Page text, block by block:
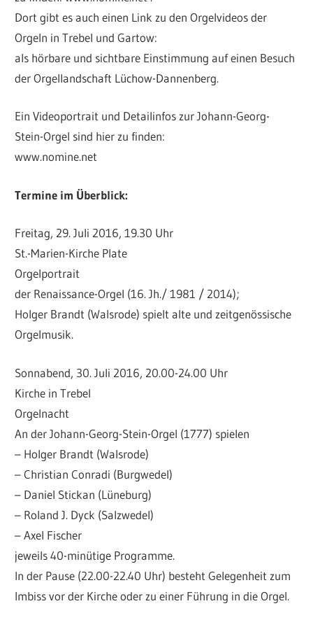
Dort gibt es auch einen Link zu den Orgelvideos der
Orgeln in Trebel und Gartow:
als hörbare und sichtbare Einstimmung auf einen Besuch
der Orgellandschaft Lüchow-Dannenberg.
Ein Videoportrait und Detailinfos zur Johann-Georg-
Stein-Orgel sind hier zu finden:
www.nomine.net
Termine im Überblick:
Freitag, 29. Juli 2016, 19.30 Uhr
St.-Marien-Kirche Plate
Orgelportrait
der Renaissance-Orgel (16. Jh./ 1981 / 2014);
Holger Brandt (Walsrode) spielt alte und zeitgenössische
Orgelmusik.
Sonnabend, 30. Juli 2016, 20.00-24.00 Uhr
Kirche in Trebel
Orgelnacht
An der Johann-Georg-Stein-Orgel (1777) spielen
– Holger Brandt (Walsrode)
– Christian Conradi (Burgwedel)
– Daniel Stickan (Lüneburg)
– Roland J. Dyck (Salzwedel)
– Axel Fischer
jeweils 40-minütige Programme.
In der Pause (22.00-22.40 Uhr) besteht Gelegenheit zum
Imbiss vor der Kirche oder zu einer Führung in die Orgel.